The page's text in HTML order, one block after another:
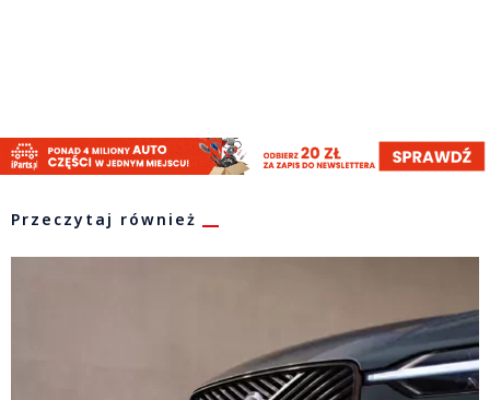
Przeczytaj również